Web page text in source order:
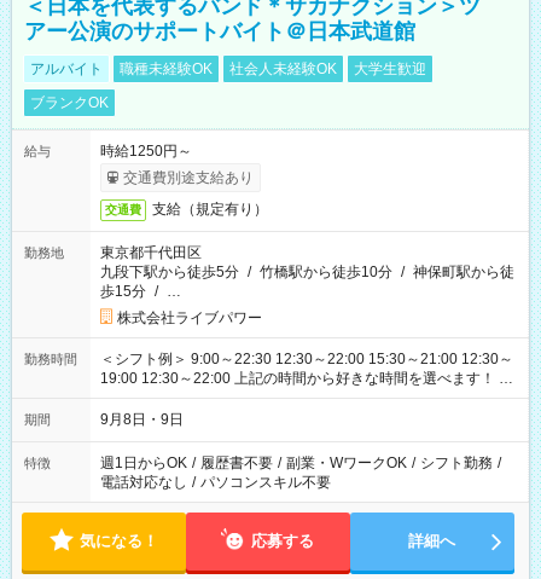
＜日本を代表するバンド＊サカナクション＞ツ
アー公演のサポートバイト＠日本武道館
アルバイト 職種未経験OK 社会人未経験OK
大学生歓迎
ブランクOK
給与
時給1250円～
交通費別途支給あり
交通費 支給（規定有り）
勤務地
東京都千代田区
九段下駅から徒歩5分 / 竹橋駅から徒歩10分 / 神保町駅から徒
歩15分 / …
株式会社ライブパワー
勤務時間
＜シフト例＞ 9:00～22:30 12:30～22:00 15:30～21:00 12:30～
19:00 12:30～22:00 上記の時間から好きな時間を選べます！ ※
時間は変更となる可能性があります
期間 9月8日・9日
特徴 週1日からOK / 履歴書不要 / 副業・WワークOK / シフト勤務 /
電話対応なし / パソコンスキル不要
気になる！ 応募する 詳細へ